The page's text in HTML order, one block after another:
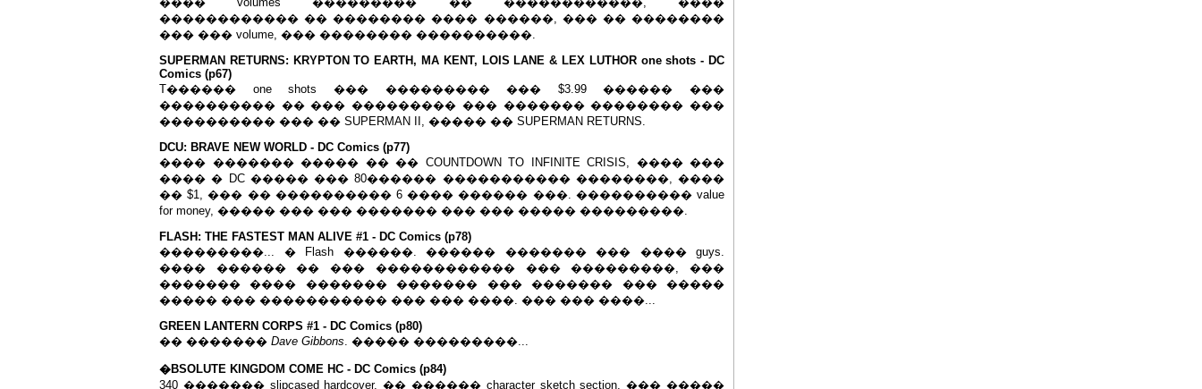
������������ �� �������� ���� ������, ��� �� ��������
��� ��� volume, ��� �������� ����������.
SUPERMAN RETURNS: KRYPTON TO EARTH, MA KENT, LOIS LANE & LEX LUTHOR one shots - DC
Comics (p67)
T������ one shots ��� ��������� ��� $3.99 ������ ���
���������� �� ��� ��������� ��� ������� �������� ���
���������� ��� �� SUPERMAN II, ����� �� SUPERMAN RETURNS.
DCU: BRAVE NEW WORLD - DC Comics (p77)
���� ������� ����� �� �� COUNTDOWN TO INFINITE CRISIS, ���� ���
���� � DC ����� ��� 80������ ����������� ��������, ����
�� $1, ��� �� ���������� 6 ���� ������ ���. ���������� value
for money, ����� ��� ��� ������� ��� ��� ����� ���������.
FLASH: THE FASTEST MAN ALIVE #1 - DC Comics (p78)
���������... � Flash ������. ������ ������� ��� ���� guys.
���� ������ �� ��� ������������ ��� ���������, ���
������� ���� ������� ������� ��� ������� ��� �����
����� ��� ����������� ��� ��� ����. ��� ��� ����...
GREEN LANTERN CORPS #1 - DC Comics (p80)
�� ������� Dave Gibbons. ����� ���������...
�BSOLUTE KINGDOM COME HC - DC Comics (p84)
340 ������� slipcased hardcover, �� ������ character sketch section, ��� �����